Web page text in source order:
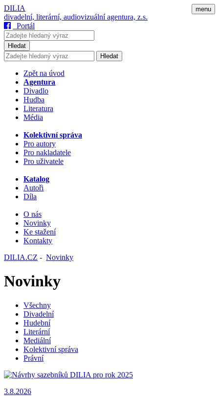
menu
DILIA
divadelní, literární, audiovizuální agentura, z.s.
Portál
Hledat
Hledat
Zpět na úvod
Agentura
Divadlo
Hudba
Literatura
Média
Kolektivní správa
Pro autory
Pro nakladatele
Pro uživatele
Katalog
Autoři
Díla
O nás
Novinky
Ke stažení
Kontakty
DILIA.CZ - Novinky
Novinky
Všechny
Divadelní
Hudební
Literární
Mediální
Kolektivní správa
Právní
3.8.2026